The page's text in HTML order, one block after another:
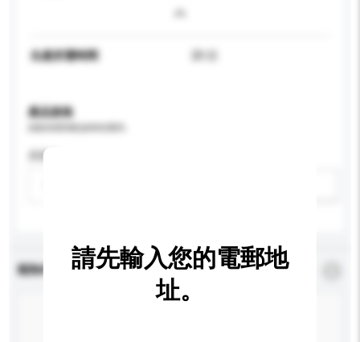
生產所需時間
產品規格
原產地
查詢內容 *必須填寫
請先輸入您的電郵地
址。